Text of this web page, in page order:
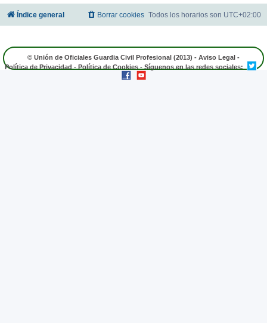
Índice general Todos los horarios son UTC+02:00
Borrar cookies
© Unión de Oficiales Guardia Civil Profesional (2013) - Aviso Legal -
Política de Privacidad - Política de Cookies - Síguenos en las redes sociales: